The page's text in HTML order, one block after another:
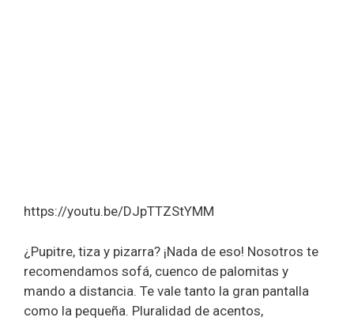
https://youtu.be/DJpTTZStYMM
¿Pupitre, tiza y pizarra? ¡Nada de eso! Nosotros te
recomendamos sofá, cuenco de palomitas y
mando a distancia. Te vale tanto la gran pantalla
como la pequeña. Pluralidad de acentos,